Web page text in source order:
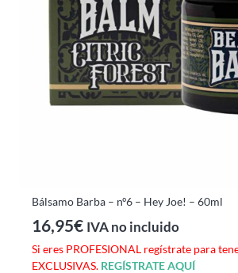
Bálsamo Barba – nº6 – Hey Joe! – 60ml
16,95€ IVA no incluido
Si eres PROFESIONAL regístrate para
EXCLUSIVAS. REGÍSTRATE AQUÍ